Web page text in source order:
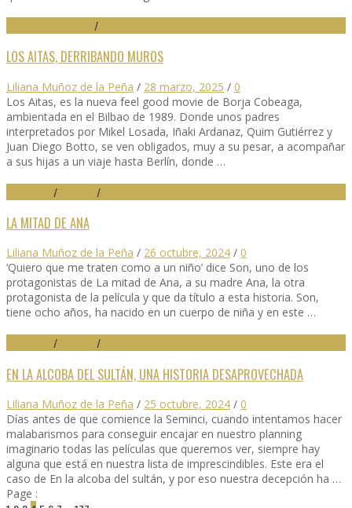
/
LOS AITAS, DERRIBANDO MUROS
Liliana Muñoz de la Peña / 28 marzo, 2025 / 0
Los Aitas, es la nueva feel good movie de Borja Cobeaga,
ambientada en el Bilbao de 1989. Donde unos padres
interpretados por Mikel Losada, Iñaki Ardanaz, Quim Gutiérrez y
Juan Diego Botto, se ven obligados, muy a su pesar, a acompañar
a sus hijas a un viaje hasta Berlín, donde …
/ /
LA MITAD DE ANA
Liliana Muñoz de la Peña / 26 octubre, 2024 / 0
‘Quiero que me traten como a un niño’ dice Son, uno de los
protagonistas de La mitad de Ana, a su madre Ana, la otra
protagonista de la película y que da título a esta historia. Son,
tiene ocho años, ha nacido en un cuerpo de niña y en este …
/ /
EN LA ALCOBA DEL SULTÁN, UNA HISTORIA DESAPROVECHADA
Liliana Muñoz de la Peña / 25 octubre, 2024 / 0
Días antes de que comience la Seminci, cuando intentamos hacer
malabarismos para conseguir encajar en nuestro planning
imaginario todas las películas que queremos ver, siempre hay
alguna que está en nuestra lista de imprescindibles. Este era el
caso de En la alcoba del sultán, y por eso nuestra decepción ha …
Page :